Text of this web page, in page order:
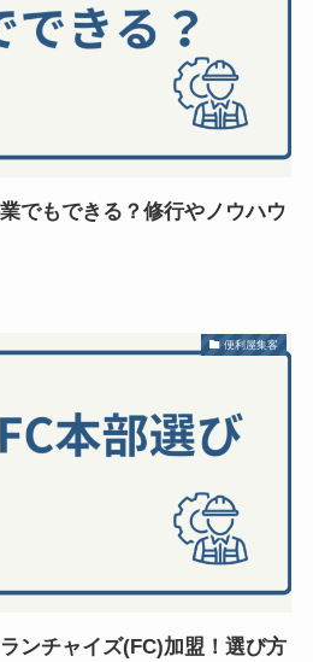
でもできる？修行やノウハウ
便利屋集客
ンチャイズ(FC)加盟！選び方